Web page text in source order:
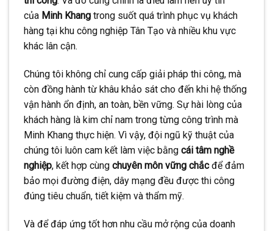
của Minh Khang trong suốt quá trình phục vụ khách
hàng tại khu công nghiệp Tân Tạo và nhiều khu vực
khác lân cận.
Chúng tôi không chỉ cung cấp giải pháp thi công, mà
còn đồng hành từ khâu khảo sát cho đến khi hệ thống
vận hành ổn định, an toàn, bền vững. Sự hài lòng của
khách hàng là kim chỉ nam trong từng công trình mà
Minh Khang thực hiện. Vì vậy, đội ngũ kỹ thuật của
chúng tôi luôn cam kết làm việc bằng cái tâm nghề
nghiệp, kết hợp cùng chuyên môn vững chắcđể đảm
bảo mọi đường điện, dây mạng đều được thi công
đúng tiêu chuẩn, tiết kiệm và thẩm mỹ.
Và để đáp ứng tốt hơn nhu cầu mở rộng của doanh